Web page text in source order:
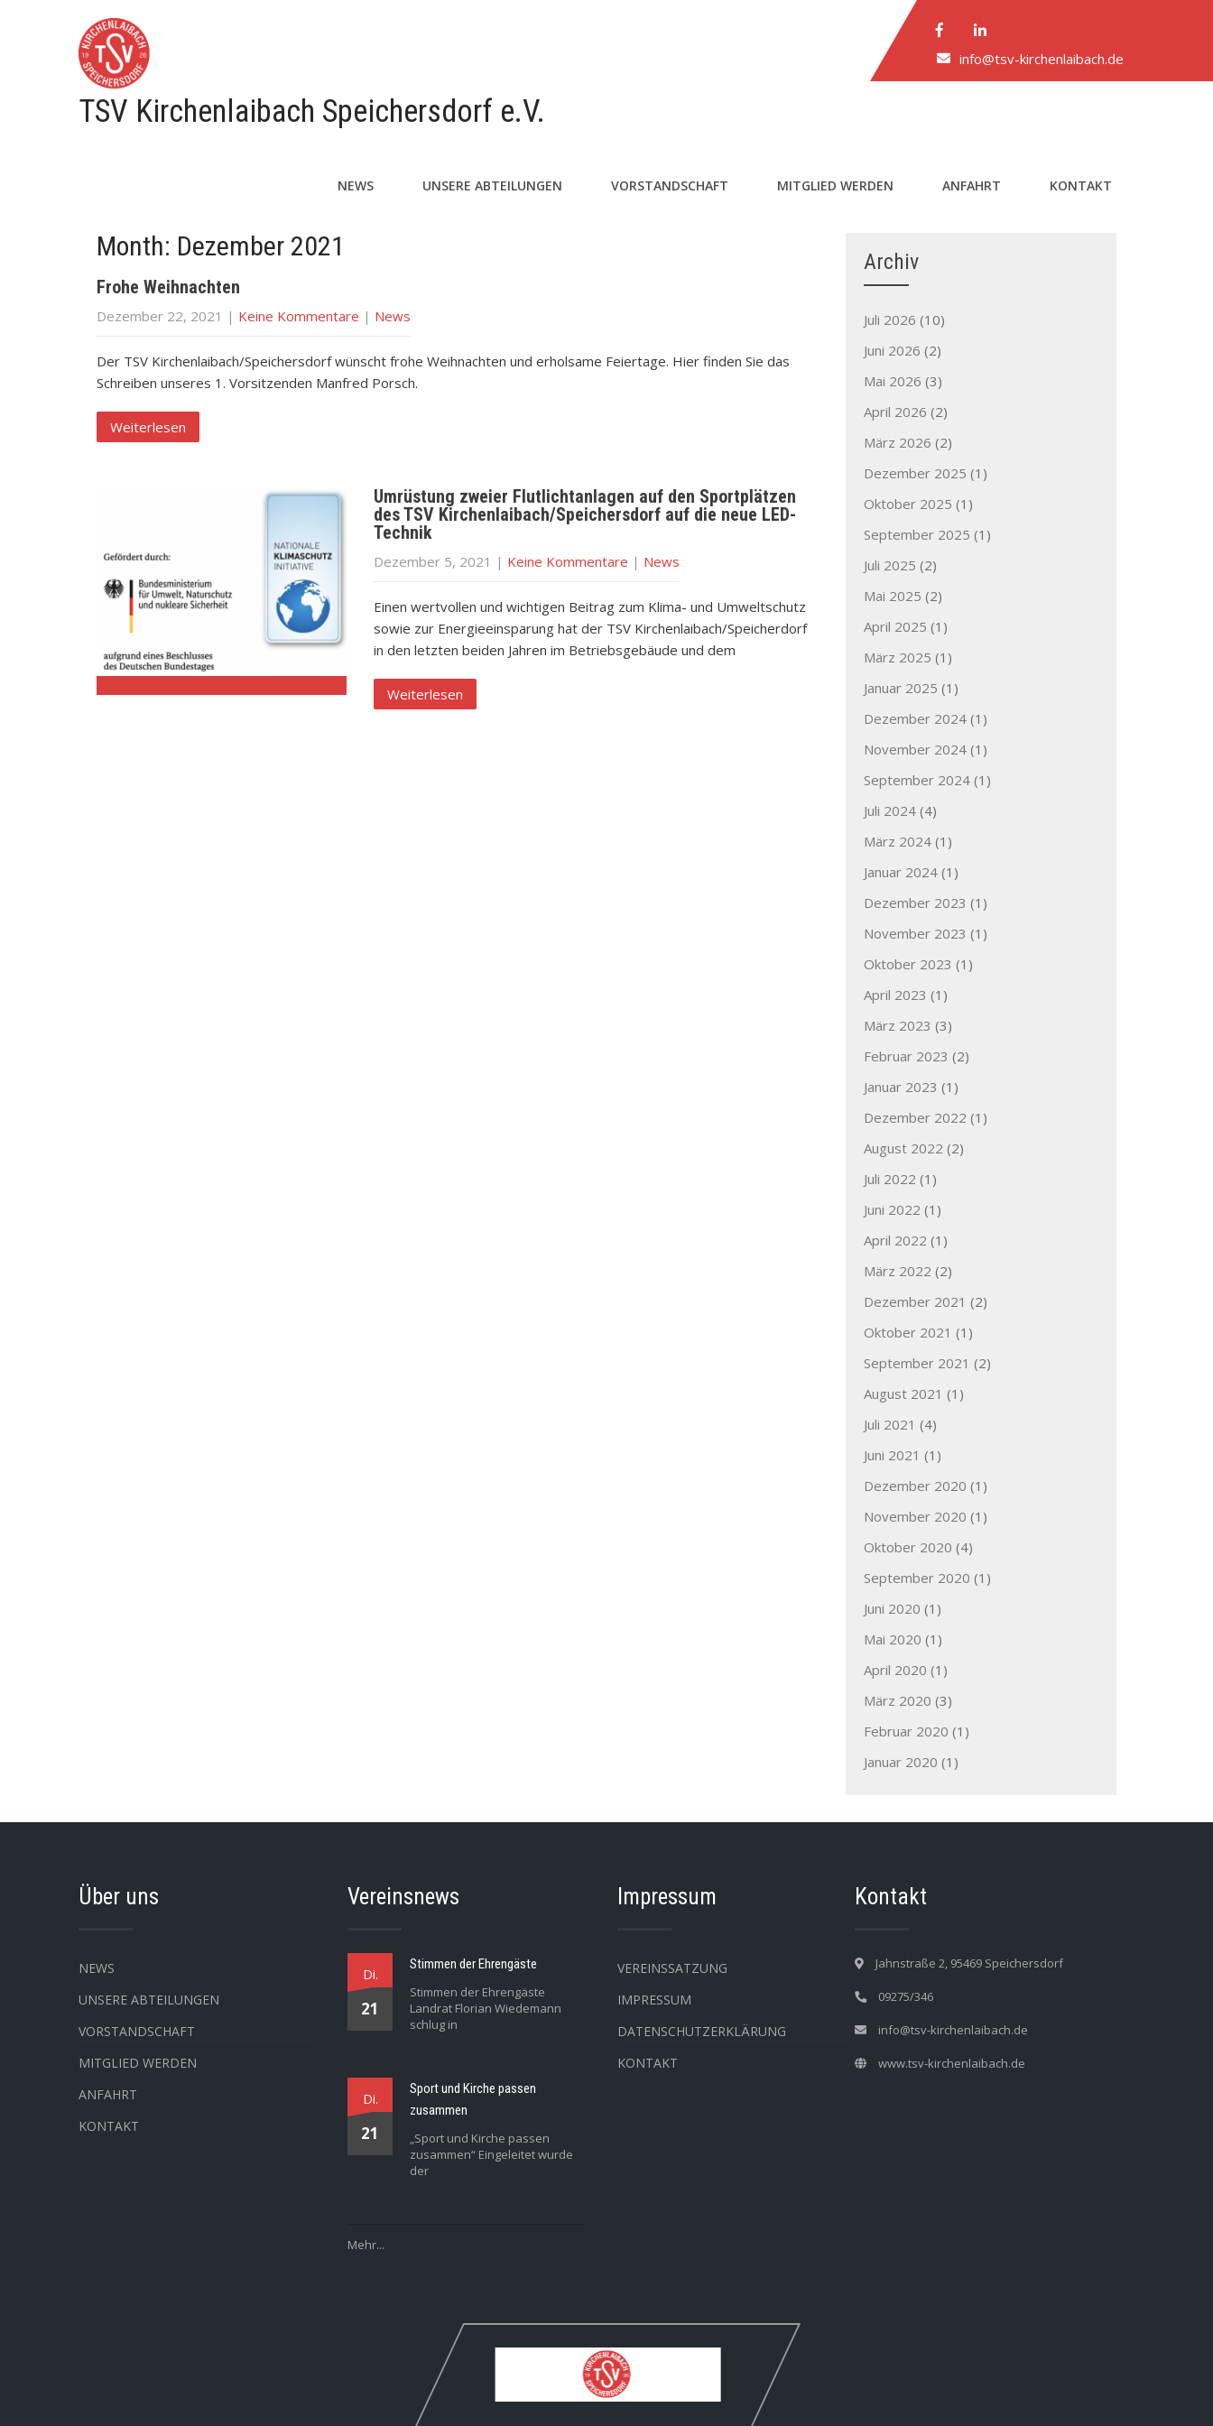
TSV Kirchenlaibach Speichersdorf e.V.
info@tsv-kirchenlaibach.de
NEWS UNSERE ABTEILUNGEN VORSTANDSCHAFT MITGLIED WERDEN ANFAHRT KONTAKT
Month: Dezember 2021
Frohe Weihnachten
Dezember 22, 2021 | Keine Kommentare | News
Der TSV Kirchenlaibach/Speichersdorf wünscht frohe Weihnachten und erholsame Feiertage. Hier finden Sie das
Schreiben unseres 1. Vorsitzenden Manfred Porsch.
Weiterlesen
Umrüstung zweier Flutlichtanlagen auf den Sportplätzen
des TSV Kirchenlaibach/Speichersdorf auf die neue LED-
Technik
Dezember 5, 2021 | Keine Kommentare | News
Einen wertvollen und wichtigen Beitrag zum Klima- und Umweltschutz
sowie zur Energieeinsparung hat der TSV Kirchenlaibach/Speicherdorf
in den letzten beiden Jahren im Betriebsgebäude und dem
Weiterlesen
Archiv
Juli 2026 (10)
Juni 2026 (2)
Mai 2026 (3)
April 2026 (2)
März 2026 (2)
Dezember 2025 (1)
Oktober 2025 (1)
September 2025 (1)
Juli 2025 (2)
Mai 2025 (2)
April 2025 (1)
März 2025 (1)
Januar 2025 (1)
Dezember 2024 (1)
November 2024 (1)
September 2024 (1)
Juli 2024 (4)
März 2024 (1)
Januar 2024 (1)
Dezember 2023 (1)
November 2023 (1)
Oktober 2023 (1)
April 2023 (1)
März 2023 (3)
Februar 2023 (2)
Januar 2023 (1)
Dezember 2022 (1)
August 2022 (2)
Juli 2022 (1)
Juni 2022 (1)
April 2022 (1)
März 2022 (2)
Dezember 2021 (2)
Oktober 2021 (1)
September 2021 (2)
August 2021 (1)
Juli 2021 (4)
Juni 2021 (1)
Dezember 2020 (1)
November 2020 (1)
Oktober 2020 (4)
September 2020 (1)
Juni 2020 (1)
Mai 2020 (1)
April 2020 (1)
März 2020 (3)
Februar 2020 (1)
Januar 2020 (1)
Über uns
NEWS
UNSERE ABTEILUNGEN
VORSTANDSCHAFT
MITGLIED WERDEN
ANFAHRT
KONTAKT
Vereinsnews
Di.
21
Stimmen der Ehrengäste
Stimmen der Ehrengäste
Landrat Florian Wiedemann
schlug in
Di.
21
Sport und Kirche passen
zusammen
„Sport und Kirche passen
zusammen“ Eingeleitet wurde
der
Mehr...
Impressum
VEREINSSATZUNG
IMPRESSUM
DATENSCHUTZERKLÄRUNG
KONTAKT
Kontakt
Jahnstraße 2, 95469 Speichersdorf
09275/346
info@tsv-kirchenlaibach.de
www.tsv-kirchenlaibach.de